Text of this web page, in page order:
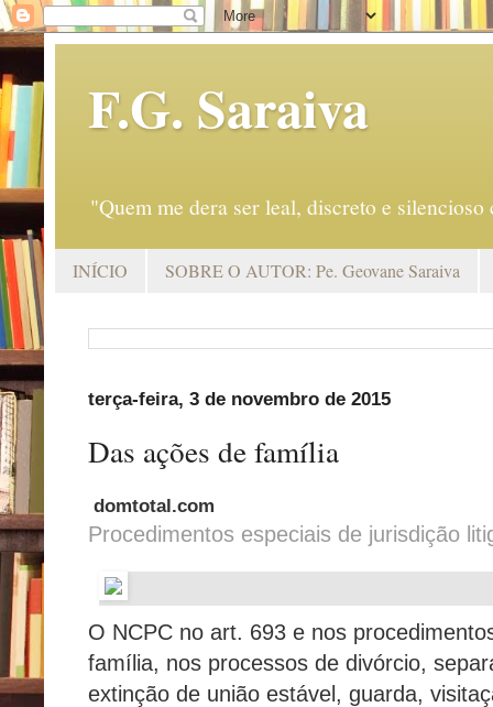
F.G. Saraiva
"Quem me dera ser leal, discreto e
INÍCIO SOBRE O AUTOR: Pe. Geovane Saraiva
terça-feira, 3 de novembro de 2015
Das ações de família
domtotal.com
Procedimentos especiais de jurisdição
O NCPC no art. 693 e nos
família, nos processos de divórcio,
extinção de união estável, guarda,